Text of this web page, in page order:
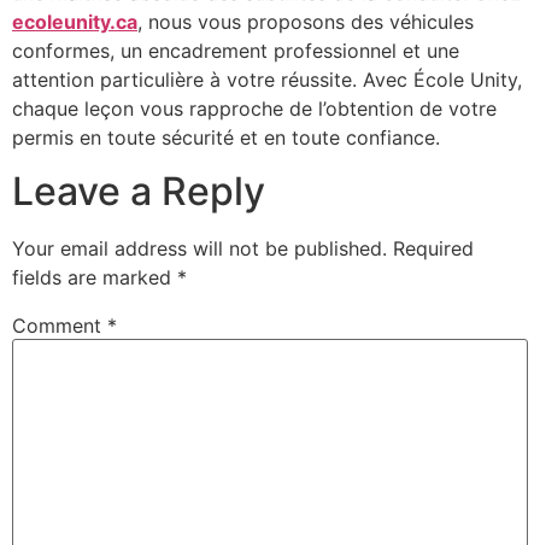
ecoleunity.ca, nous vous proposons des véhicules
conformes, un encadrement professionnel et une
attention particulière à votre réussite. Avec École Unity,
chaque leçon vous rapproche de l’obtention de votre
permis en toute sécurité et en toute confiance.
Leave a Reply
Your email address will not be published. Required
fields are marked *
Comment *